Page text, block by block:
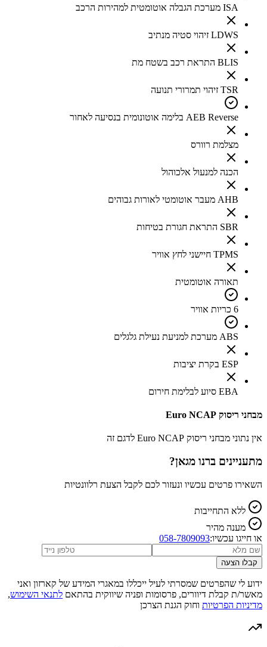
ISA מערכת הגבלה אוטומטית למהירות הרכב
LDWS זיהוי סטיה מנתיב
BLIS התראת רכב בשטח מת
TSR זיהוי תמרורי תנועה
AEB Reverse בלימה אוטונומית בנסיעה לאחור
מצלמת רוורס
הכנה למנעול אלכוהול
AHB מעבר אוטומטי לאורות גבוהים
SBR התראת חגורת בטיחות
TPMS חיישני לחץ אוויר
תאורה אוטומטית
6 כריות אוויר
ABS מערכת למניעת נעילת גלגלים
ESP בקרת יציבות
EBA סיוע לבלימת חירום
מבחני ריסוק Euro NCAP
אין נתוני מבחני ריסוק Euro NCAP לדגם זה
מתעניינים ברנו מגאן?
השאירו פרטים עכשיו ונעזור לכם לקבל הצעת רלוונטיות
ללא התחייבות
מענה מהיר
או חייגו עכשיו:058-7809093
קבלו הצעה
ידוע לי שהפרטים שמסרתי לעיל ייכללו במאגרי המידע של קארזון ואני
מאשר/ת קבלת דיוורים, פרסומות ופניה שיווקית בהתאם לתנאי השימוש,
מדיניות הפרטיות וחוק הגנת הצרכן